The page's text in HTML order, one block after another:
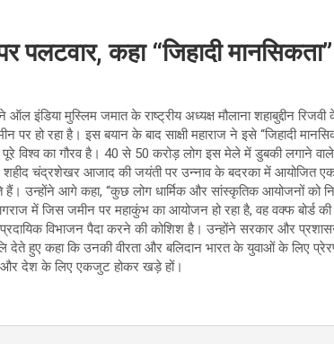
पलटवार, कहा “जिहादी मानसिकता”
इंडिया मुस्लिम जमात के राष्ट्रीय अध्यक्ष मौलाना शहाबुद्दीन
हो रहा है। इस बयान के बाद साक्षी महाराज ने इसे “जिहादी
विश्व का गौरव है। 40 से 50 करोड़ लोग इस मेले में डुबकी लगाने
शहीद चंद्रशेखर आजाद की जयंती पर उन्नाव के बदरका में आयोजित
हैं। उन्होंने आगे कहा, “कुछ लोग धार्मिक और सांस्कृतिक आयोजनों को
में जिस जमीन पर महाकुंभ का आयोजन हो रहा है, वह वक्फ
विभाजन पैदा करने की कोशिश है। उन्होंने सरकार और
देते हुए कहा कि उनकी वीरता और बलिदान भारत के युवाओं के लिए
और देश के लिए एकजुट होकर खड़े हों।